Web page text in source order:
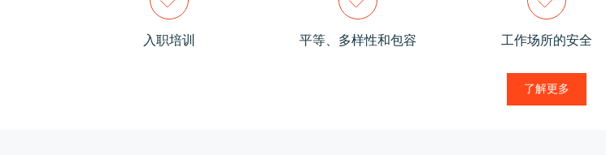
入职培训 平等、多样性和包容 工作场所的安全
了解更多